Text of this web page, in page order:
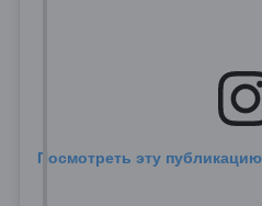
Посмотреть эту